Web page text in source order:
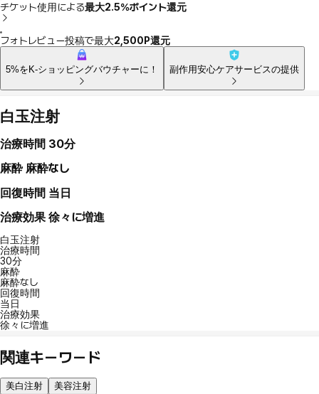
チケット使用による最大2.5％ポイント還元
フォトレビュー投稿で最大2,500P還元
5%をK-ショッピングバウチャーに！ 副作用安心ケアサービスの提供
白玉注射
治療時間 30分
麻酔 麻酔なし
回復時間 当日
治療効果 徐々に増進
白玉注射
治療時間
30分
麻酔
麻酔なし
回復時間
当日
治療効果
徐々に増進
関連キーワード
美白注射 美容注射